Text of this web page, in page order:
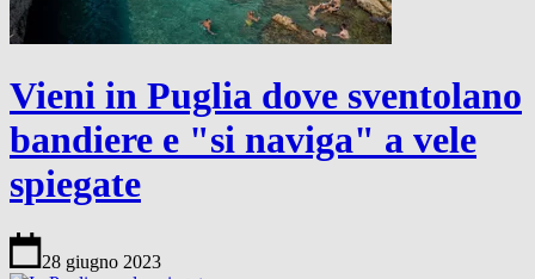
Vieni in Puglia dove sventolano
bandiere e "si naviga" a vele
spiegate
28 giugno 2023